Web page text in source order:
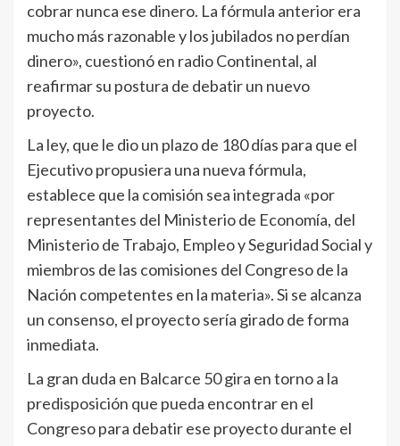
cobrar nunca ese dinero. La fórmula anterior era
mucho más razonable y los jubilados no perdían
dinero», cuestionó en radio Continental, al
reafirmar su postura de debatir un nuevo
proyecto.
La ley, que le dio un plazo de 180 días para que el
Ejecutivo propusiera una nueva fórmula,
establece que la comisión sea integrada «por
representantes del Ministerio de Economía, del
Ministerio de Trabajo, Empleo y Seguridad Social y
miembros de las comisiones del Congreso de la
Nación competentes en la materia». Si se alcanza
un consenso, el proyecto sería girado de forma
inmediata.
La gran duda en Balcarce 50 gira en torno a la
predisposición que pueda encontrar en el
Congreso para debatir ese proyecto durante el